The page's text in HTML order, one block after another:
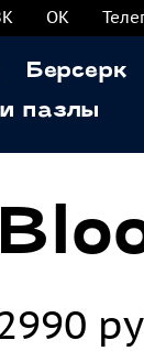
ОК
Берсерк
пазлы